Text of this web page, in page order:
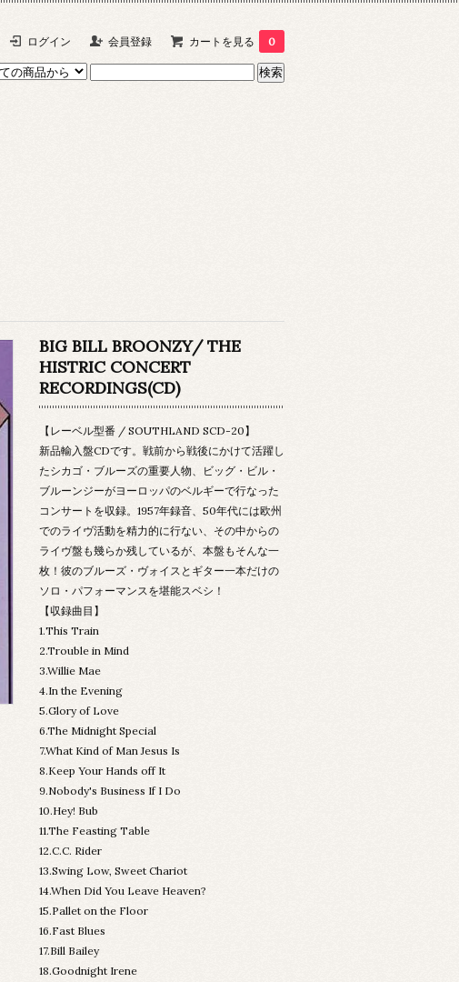
ログイン 会員登録 カートを見る 0
BIG BILL BROONZY/ THE
HISTRIC CONCERT
RECORDINGS(CD)
【レーベル型番 / SOUTHLAND SCD-20】
新品輸入盤CDです。戦前から戦後にかけて活躍し
たシカゴ・ブルーズの重要人物、ビッグ・ビル・
ブルーンジーがヨーロッパのベルギーで行なった
コンサートを収録。1957年録音、50年代には欧州
でのライヴ活動を精力的に行ない、その中からの
ライヴ盤も幾らか残しているが、本盤もそんな一
枚！彼のブルーズ・ヴォイスとギター一本だけの
ソロ・パフォーマンスを堪能スベシ！
【収録曲目】
1.This Train
2.Trouble in Mind
3.Willie Mae
4.In the Evening
5.Glory of Love
6.The Midnight Special
7.What Kind of Man Jesus Is
8.Keep Your Hands off It
9.Nobody's Business If I Do
10.Hey! Bub
11.The Feasting Table
12.C.C. Rider
13.Swing Low, Sweet Chariot
14.When Did You Leave Heaven?
15.Pallet on the Floor
16.Fast Blues
17.Bill Bailey
18.Goodnight Irene